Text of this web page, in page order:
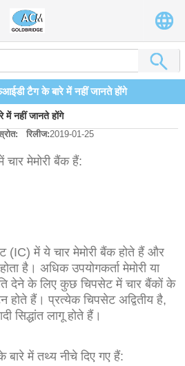
टैग के बारे में नहीं जानते होंगे
नहीं जानते होंगे
रिलीज:2019-01-25
मेमोरी बैंक हैं:
(IC) में ये चार मेमोरी बैंक होते हैं और
है। अधिक उपयोगकर्ता मेमोरी या
देने के लिए कुछ चिपसेट में चार बैंकों के
हैं। प्रत्येक चिपसेट अद्वितीय है,
सिद्धांत लागू होते हैं।
में तथ्य नीचे दिए गए हैं: